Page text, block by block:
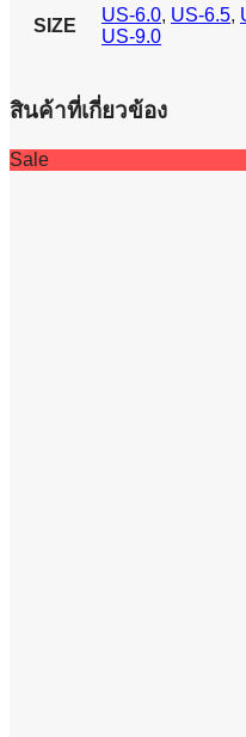
SIZE
US-6.0, US-6.5,
US-9.0
สินค้าที่เกี่ยวข้อง
Sale